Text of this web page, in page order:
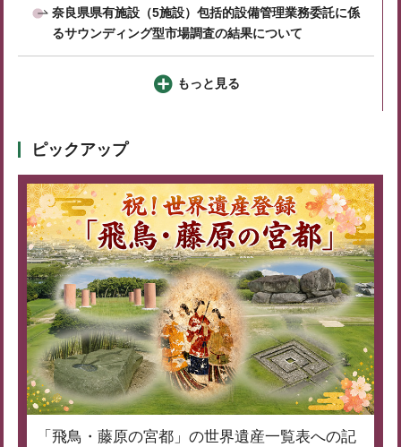
奈良県県有施設（5施設）包括的設備管理業務委託に係
るサウンディング型市場調査の結果について
もっと見る
ピックアップ
「飛鳥・藤原の宮都」の世界遺産一覧表への記